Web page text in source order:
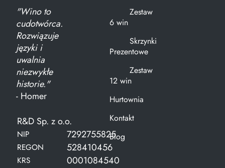
"Wino to
cudotwórca.
Rozwiązuje
języki i
uwalnia
niezwykłe
historie."
- Homer
R&D Sp. z o.o.
NIP 7292755825
REGON 528410456
KRS 0001084540
Zestaw
6 win
Skrzynki
Prezentowe
Zestaw
12 win
Hurtownia
Kontakt
Blog